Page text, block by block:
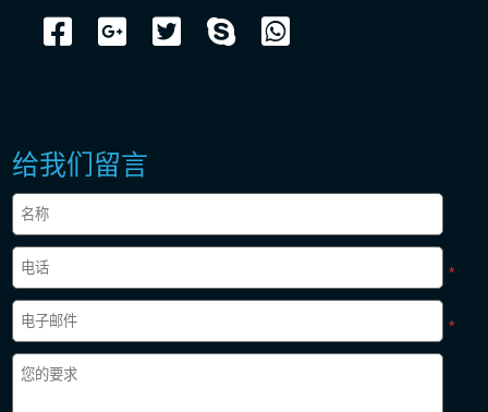
给我们留言
*
*